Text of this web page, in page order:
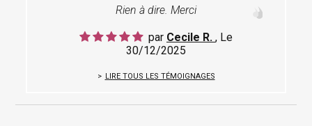
Rien à dire. Merci
par Cecile R. , Le
30/12/2025
LIRE TOUS LES TÉMOIGNAGES